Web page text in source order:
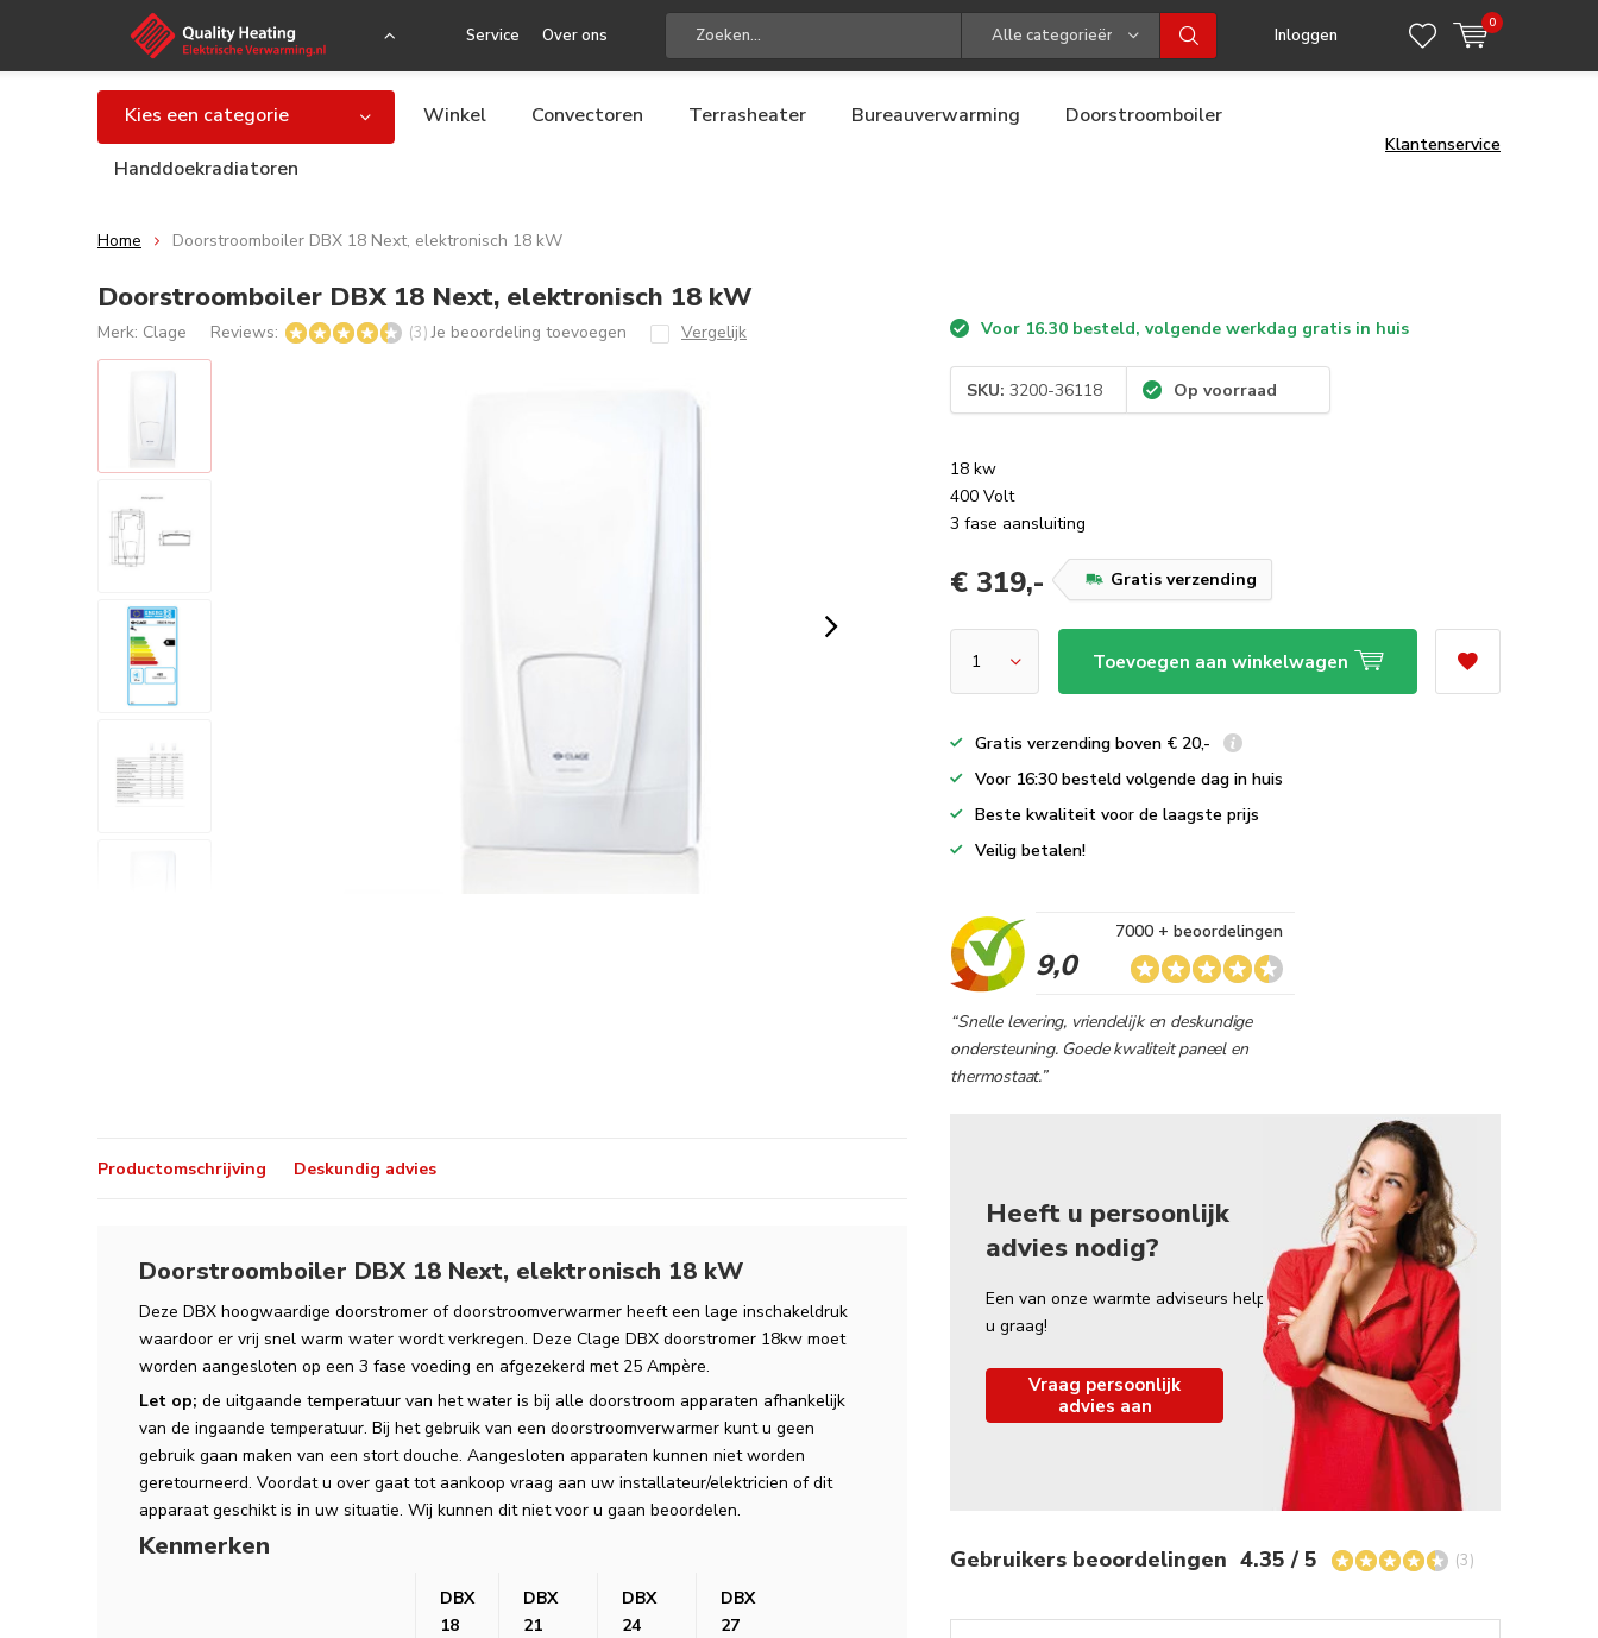
Service Over ons Alle categorieën Inloggen
0
Kies een categorie Winkel Convectoren Terrasheater Bureauverwarming Doorstroomboiler
Handdoekradiatoren
Klantenservice
Home Doorstroomboiler DBX 18 Next, elektronisch 18 kW
Doorstroomboiler DBX 18 Next, elektronisch 18 kW
Merk: Clage Reviews: (3) Je beoordeling toevoegen Vergelijk Voor 16.30 besteld, volgende werkdag gratis in huis
SKU: 3200-36118 Op voorraad
18 kw
400 Volt
3 fase aansluiting
€ 319,- Gratis verzending
Toevoegen aan winkelwagen
Gratis verzending boven € 20,-
Voor 16:30 besteld volgende dag in huis
Beste kwaliteit voor de laagste prijs
Veilig betalen!
9,0
7000 + beoordelingen
“Snelle levering, vriendelijk en deskundige
ondersteuning. Goede kwaliteit paneel en
thermostaat.”
Productomschrijving Deskundig advies
Doorstroomboiler DBX 18 Next, elektronisch 18 kW
Deze DBX hoogwaardige doorstromer of doorstroomverwarmer heeft een lage inschakeldruk
waardoor er vrij snel warm water wordt verkregen. Deze Clage DBX doorstromer 18kw moet
worden aangesloten op een 3 fase voeding en afgezekerd met 25 Ampère.
Let op; de uitgaande temperatuur van het water is bij alle doorstroom apparaten afhankelijk
van de ingaande temperatuur. Bij het gebruik van een doorstroomverwarmer kunt u geen
gebruik gaan maken van een stort douche. Aangesloten apparaten kunnen niet worden
geretourneerd. Voordat u over gaat tot aankoop vraag aan uw installateur/elektricien of dit
apparaat geschikt is in uw situatie. Wij kunnen dit niet voor u gaan beoordelen.
Kenmerken
DBX
18
DBX
21
DBX
24
DBX
27
Heeft u persoonlijk
advies nodig?
Een van onze warmte adviseurs helpt
u graag!
Vraag persoonlijk
advies aan
Gebruikers beoordelingen 4.35 / 5 (3)